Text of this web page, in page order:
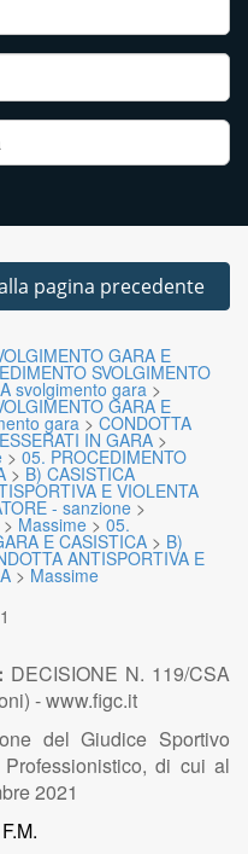
pagina precedente
GARA E
SVOLGIMENTO
svolgimento gara >
GARA E
gara > CONDOTTA
IN GARA >
> 05. PROCEDIMENTO
> B) CASISTICA
E VIOLENTA
- sanzione >
> Massime > 05.
E CASISTICA > B)
ANTISPORTIVA E
> Massime
DECISIONE N. 119/CSA
- www.figc.it
del Giudice Sportivo
di cui al
2021